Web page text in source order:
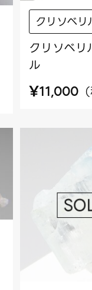
クリソベリ
クリソベ
ル
¥11,000 （